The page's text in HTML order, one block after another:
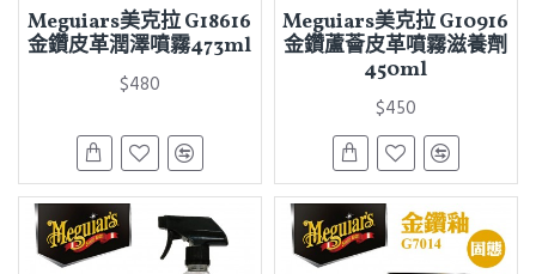
Meguiars美克拉 G18616
金鑽皮革潤澤噴霧473ml
$480
Meguiars美克拉 G10916
金鑽蘆薈皮革噴霧滋養劑
450ml
$450